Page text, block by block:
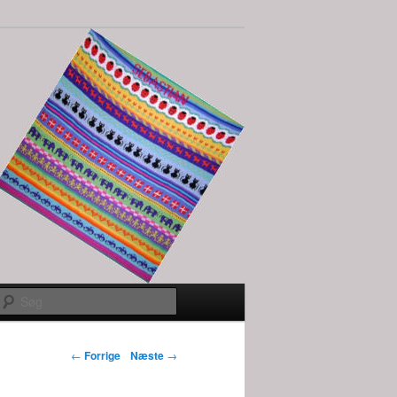
Indlægs
← Forrige Næste →